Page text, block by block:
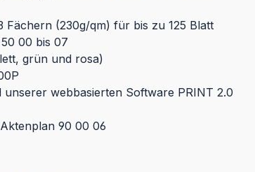
Fächern (230g/qm) für bis zu 125 Blatt
00 bis 07
grün und rosa)
webbasierten Software PRINT 2.0
90 00 06